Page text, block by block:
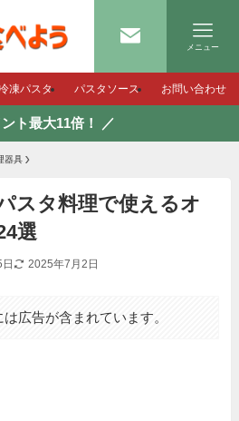
メニュー
凍パスタ パスタソース お問い合わせ
ト最大11倍！ ／
器具
スタ料理で使えるオ
選
2025年7月2日
広告が含まれています。